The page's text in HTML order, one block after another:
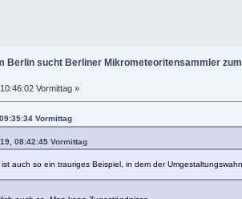
Berlin sucht Berliner Mikrometeoritensammler zum
Vormittag »
Vormittag
08:42:45 Vormittag
auch so ein trauriges Beispiel, in dem der